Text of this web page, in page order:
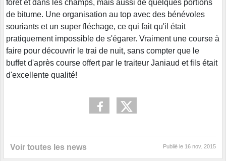
forêt et dans les champs, mais aussi de quelques portions
de bitume. Une organisation au top avec des bénévoles
souriants et un super fléchage, ce qui fait qu'il était
pratiquement impossible de s'égarer. Vraiment une course à
faire pour découvrir le trai de nuit, sans compter que le
buffet d'après course offert par le traiteur Janiaud et fils était
d'excellente qualité!
Voir toutes les news Publié le 16 nov. 2015